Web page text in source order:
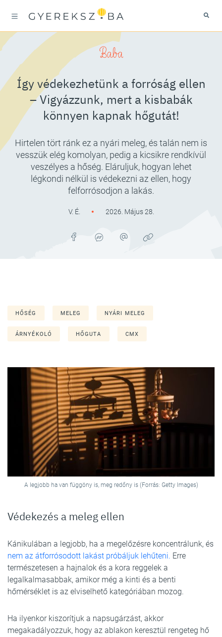
Baba
Így védekezhetünk a forróság ellen
– Vigyázzunk, mert a kisbabák
könnyen kapnak hőgutát!
Hirtelen tört ránk ez a nyári meleg, és talán nem is
vesszük elég komolyan, pedig a kicsikre rendkívül
veszélyes a hőség. Eláruljuk, hogyan lehet
légkondi nélkül is védekezni az ellen, hogy
felforrósodjon a lakás.
V. É. 2026. Május 28.
HŐSÉG MELEG NYÁRI MELEG
ÁRNYÉKOLÓ HŐGUTA CMX
A legjobb ha van függöny is, meg redőny is (Forrás: Getty Images)
Védekezés a meleg ellen
Kánikulában a legjobb, ha a megelőzésre koncentrálunk, és
nem az átforrósodott lakást próbáljuk lehűteni. Erre
természetesen a hajnalok és a kora reggelek a
legalkalmasabbak, amikor még a kinti és a benti
hőmérséklet is az elviselhető kategóriában mozog.
Ha ilyenkor kiszorítjuk a napsugárzást, akkor
megakadályozzuk, hogy az ablakon keresztül rengeteg hő